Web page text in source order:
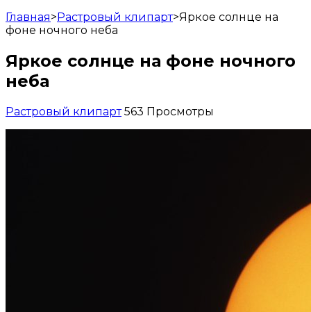
Главная>Растровый клипарт>Яркое солнце на
фоне ночного неба
Яркое солнце на фоне ночного
неба
Растровый клипарт 563 Просмотры